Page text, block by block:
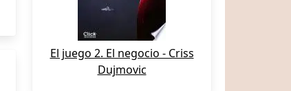
El juego 2. El negocio - Criss
Dujmovic